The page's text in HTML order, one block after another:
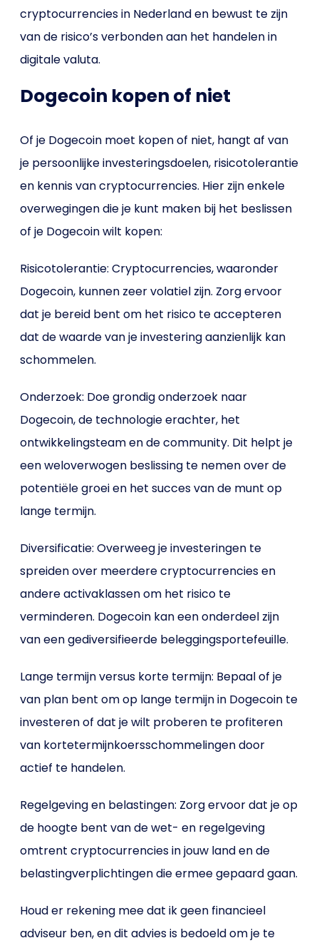
cryptocurrencies in Nederland en bewust te zijn
van de risico’s verbonden aan het handelen in
digitale valuta.
Dogecoin kopen of niet
Of je Dogecoin moet kopen of niet, hangt af van
je persoonlijke investeringsdoelen, risicotolerantie
en kennis van cryptocurrencies. Hier zijn enkele
overwegingen die je kunt maken bij het beslissen
of je Dogecoin wilt kopen:
Risicotolerantie: Cryptocurrencies, waaronder
Dogecoin, kunnen zeer volatiel zijn. Zorg ervoor
dat je bereid bent om het risico te accepteren
dat de waarde van je investering aanzienlijk kan
schommelen.
Onderzoek: Doe grondig onderzoek naar
Dogecoin, de technologie erachter, het
ontwikkelingsteam en de community. Dit helpt je
een weloverwogen beslissing te nemen over de
potentiële groei en het succes van de munt op
lange termijn.
Diversificatie: Overweeg je investeringen te
spreiden over meerdere cryptocurrencies en
andere activaklassen om het risico te
verminderen. Dogecoin kan een onderdeel zijn
van een gediversifieerde beleggingsportefeuille.
Lange termijn versus korte termijn: Bepaal of je
van plan bent om op lange termijn in Dogecoin te
investeren of dat je wilt proberen te profiteren
van kortetermijnkoersschommelingen door
actief te handelen.
Regelgeving en belastingen: Zorg ervoor dat je op
de hoogte bent van de wet- en regelgeving
omtrent cryptocurrencies in jouw land en de
belastingverplichtingen die ermee gepaard gaan.
Houd er rekening mee dat ik geen financieel
adviseur ben, en dit advies is bedoeld om je te